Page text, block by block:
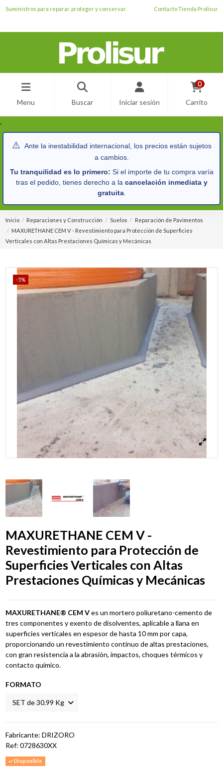
Suministros para reparar, proteger y conservar. Contacto Tienda Prolisur
Menu Buscar Iniciar sesión
0
Carrito
.
⚠️ Ante la inestabilidad internacional, los precios están sujetos
a cambios.
Tu tranquilidad es lo primero: Si el importe de tu compra varía
tras el pedido, tienes derecho a la cancelación inmediata y
gratuita.
Inicio Reparaciones y Construcción Suelos
Reparación de Pavimentos
MAXURETHANE CEM V - Revestimiento para Protección de Superficies
Verticales con Altas Prestaciones Químicas y Mecánicas
-5%
MAXURETHANE CEM V -
Revestimiento para Protección de
Superficies Verticales con Altas
Prestaciones Químicas y Mecánicas
MAXURETHANE® CEM Ves un mortero poliuretano-cemento de
tres componentes y exento de disolventes, aplicable a llana en
superficies verticales en espesor de hasta 10 mm por capa,
proporcionando un revestimiento continuo de altas prestaciones,
con gran resistencia a la abrasión, impactos, choques térmicos y
contacto químico.
FORMATO
Fabricante: DRIZORO
Ref: 0728630XX
Disponible